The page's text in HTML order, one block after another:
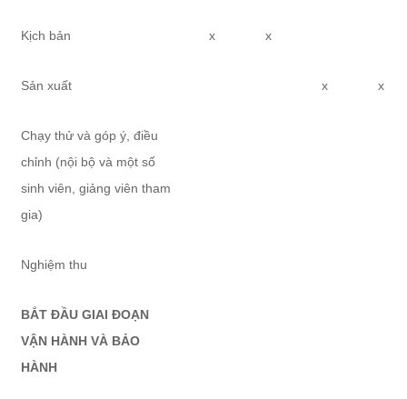
Kịch bản x x
Sản xuất x x
Chạy thử và góp ý, điều
chỉnh (nội bộ và một số
sinh viên, giảng viên tham
gia)
Nghiệm thu
BẮT ĐẦU GIAI ĐOẠN
VẬN HÀNH VÀ BẢO
HÀNH